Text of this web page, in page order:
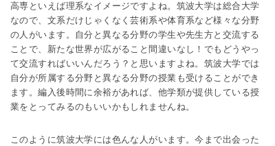
高専といえば理系なイメージですよね。筑波大学は総合大学
なので、文系だけじゃくなく芸術系や体育系など様々な分野
の人がいます。自分と異なる分野の学生や先生方と交流する
ことで、新たな世界が広がること間違いなし！でもどうやっ
て交流すればいいんだろう？と思いますよね。筑波大学では
自分が所属する分野と異なる分野の授業も受けることができ
ます。編入後時間に余裕があれば、他学類が提供している授
業をとってみるのもいいかもしれませんね。
このように筑波大学には色んな人がいます。今まで出会った